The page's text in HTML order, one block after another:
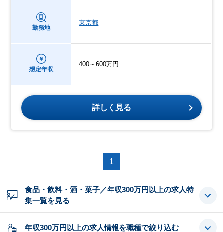
勤務地
東京都
想定年収
400～600万円
詳しく見る
1
食品・飲料・酒・菓子／年収300万円以上の求人特
集一覧を見る
年収300万円以上の求人情報を職種で絞り込む